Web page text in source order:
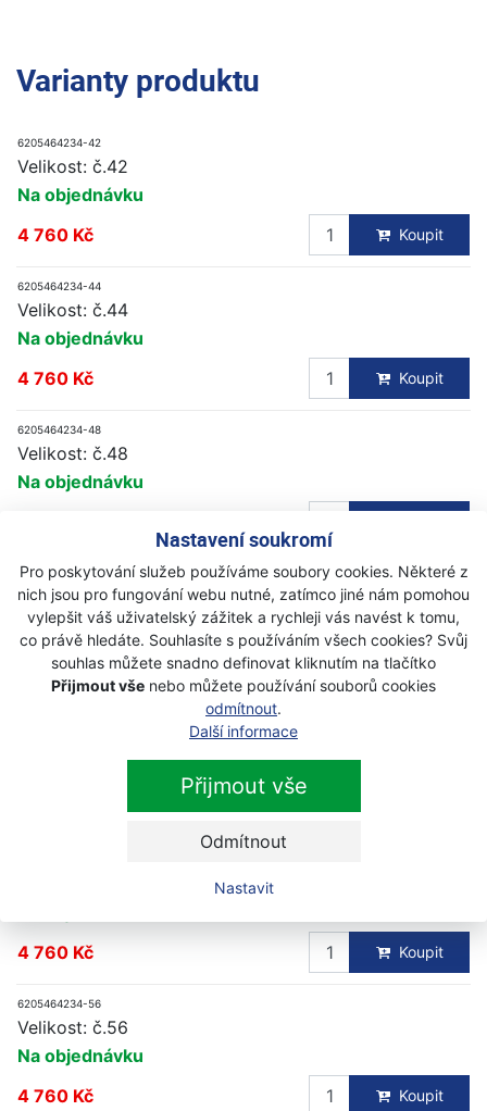
Nastavení soukromí
Pro poskytování služeb používáme soubory cookies. Některé z
nich jsou pro fungování webu nutné, zatímco jiné nám pomohou
vylepšit váš uživatelský zážitek a rychleji vás navést k tomu,
co právě hledáte. Souhlasíte s používáním všech cookies? Svůj
souhlas můžete snadno definovat kliknutím na tlačítko
Přijmout vše nebo můžete používání souborů cookies
odmítnout.
Další informace
Přijmout vše
Odmítnout
Nastavit
Varianty produktu
6205464234-42
Velikost: č.42
Na objednávku
4 760 Kč
Koupit
6205464234-44
Velikost: č.44
Na objednávku
4 760 Kč
Koupit
6205464234-48
Velikost: č.48
Na objednávku
6205464234-50
Velikost: č.50
Na objednávku
4 760 Kč
Koupit
4 760 Kč
Koupit
6205464234-56
Velikost: č.56
Na objednávku
4 760 Kč
Koupit